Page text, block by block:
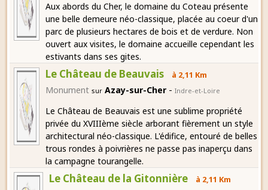
Aux abords du Cher, le domaine du Coteau présente
une belle demeure néo-classique, placée au coeur d'un
parc de plusieurs hectares de bois et de verdure. Non
ouvert aux visites, le domaine accueille cependant les
estivants dans ses gites.
Le Château de Beauvais à 2,11 Km
Monument sur Azay-sur-Cher -Indre-et-Loire
Le Château de Beauvais est une sublime propriété
privée du XVIIIème siècle arborant fièrement un style
architectural néo-classique. L'édifice, entouré de belles
trous rondes à poivrières ne passe pas inaperçu dans
la campagne tourangelle.
Le Château de la Gitonnière à 2,11 Km